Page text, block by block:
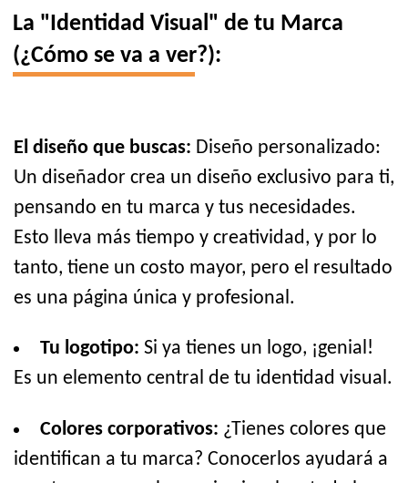
La "Identidad Visual" de tu Marca
(¿Cómo se va a ver?):
El diseño que buscas: Diseño personalizado:
Un diseñador crea un diseño exclusivo para ti,
pensando en tu marca y tus necesidades.
Esto lleva más tiempo y creatividad, y por lo
tanto, tiene un costo mayor, pero el resultado
es una página única y profesional.
Tu logotipo: Si ya tienes un logo, ¡genial!
Es un elemento central de tu identidad visual.
Colores corporativos: ¿Tienes colores que
identifican a tu marca? Conocerlos ayudará a